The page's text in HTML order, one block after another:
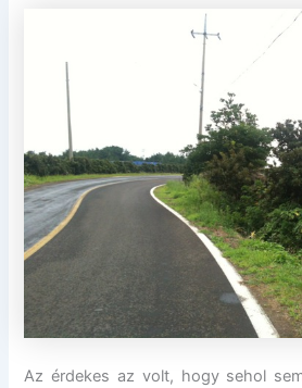
Az érdekes az volt, hogy sehol